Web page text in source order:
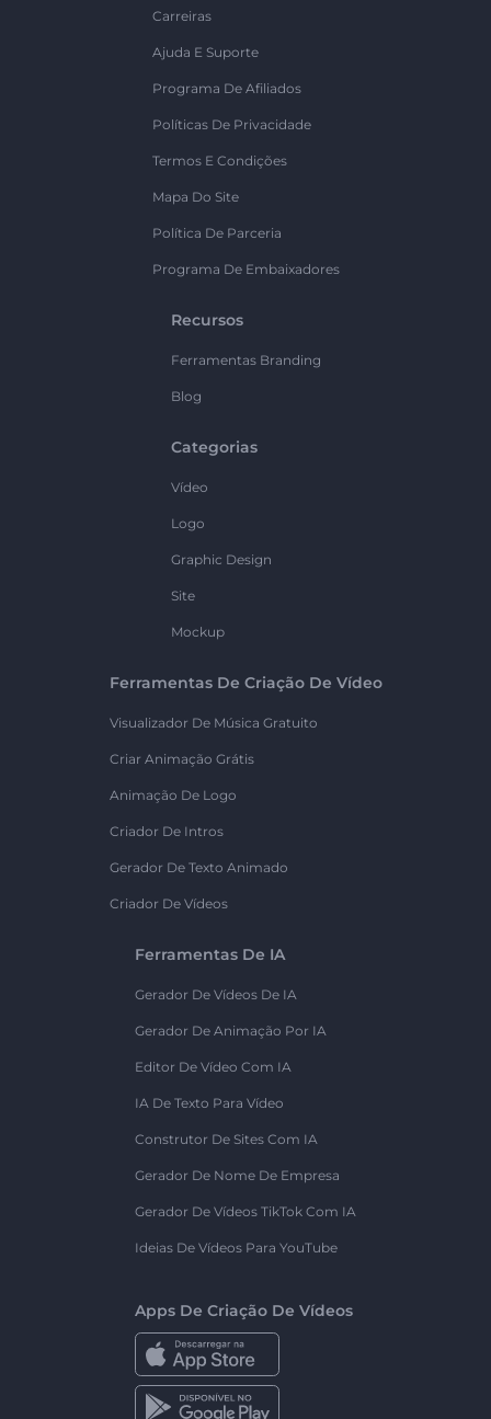
Carreiras
Ajuda E Suporte
Programa De Afiliados
Políticas De Privacidade
Termos E Condições
Mapa Do Site
Política De Parceria
Programa De Embaixadores
Recursos
Ferramentas Branding
Blog
Categorias
Vídeo
Logo
Graphic Design
Site
Mockup
Ferramentas De Criação De Vídeo
Visualizador De Música Gratuito
Criar Animação Grátis
Animação De Logo
Criador De Intros
Gerador De Texto Animado
Criador De Vídeos
Ferramentas De IA
Gerador De Vídeos De IA
Gerador De Animação Por IA
Editor De Vídeo Com IA
IA De Texto Para Vídeo
Construtor De Sites Com IA
Gerador De Nome De Empresa
Gerador De Vídeos TikTok Com IA
Ideias De Vídeos Para YouTube
Apps De Criação De Vídeos